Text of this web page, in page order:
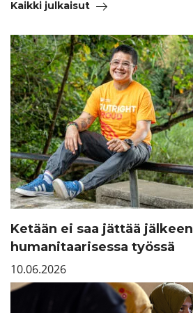
Kaikki julkaisut
Ketään ei saa jättää jälkeen
humanitaarisessa työssä
10.06.2026